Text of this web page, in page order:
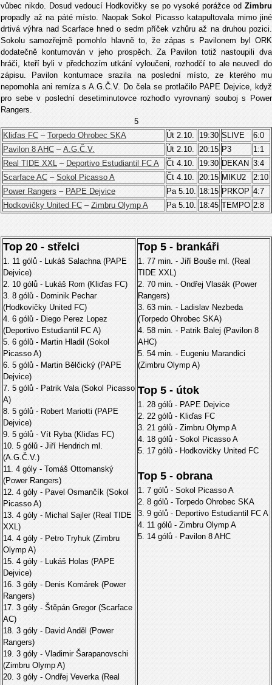
vůbec nikdo. Dosud vedoucí Hodkovičky se po vysoké porážce od Zimbru
propadly až na páté místo. Naopak Sokol Picasso katapultovala mimo jiné
drtivá výhra nad Scarface hned o sedm příček vzhůru až na druhou pozici.
Sokolu samozřejmě pomohlo hlavně to, že zápas s Pavilonem byl ORK
dodatečně kontumován v jeho prospěch. Za Pavilon totiž nastoupili dva
hráči, kteří byli v předchozím utkání vyloučeni, rozhodčí to ale neuvedl do
zápisu. Pavilon kontumace srazila na poslední místo, ze kterého mu
nepomohla ani remíza s A.G.Č.V. Do čela se protlačilo PAPE Dejvice, když
pro sebe v poslední desetiminutovce rozhodlo vyrovnaný souboj s Power
Rangers.
5
Kliďas FC – Torpedo Ohrobec SKA Út 2.10. 19:30 SLIVE
6:0
Pavilon 8 AHC – A.G.Č.V. Út 2.10. 20:15 P3
1:1
Real TIDE XXL – Deportivo Estudiantil FC A Čt 4.10. 19:30 DEKAN 3:4
Scarface AC – Sokol Picasso A Čt 4.10. 20:15 MIKU2
2:10
Power Rangers – PAPE Dejvice Pa 5.10. 18:15 PRKOP 4:7
Hodkovičky United FC – Zimbru Olymp A Pa 5.10. 18:45 TEMPO 2:8
Top 20 - střelci
1. 11 gólů - Lukáš Salachna (PAPE
Dejvice)
2. 10 gólů - Lukáš Rom (Kliďas FC)
3. 8 gólů - Dominik Pechar
(Hodkovičky United FC)
4. 6 gólů - Diego Perez Lopez
(Deportivo Estudiantil FC A)
5. 6 gólů - Martin Hladil (Sokol
Picasso A)
6. 5 gólů - Martin Bělčický (PAPE
Dejvice)
7. 5 gólů - Patrik Vala (Sokol Picasso
A)
8. 5 gólů - Robert Mariotti (PAPE
Dejvice)
9. 5 gólů - Vít Ryba (Kliďas FC)
10. 5 gólů - Jiří Hendrich ml.
(A.G.Č.V.)
11. 4 góly - Tomáš Ottomanský
(Power Rangers)
12. 4 góly - Pavel Osmančík (Sokol
Picasso A)
13. 4 góly - Michal Sajler (Real TIDE
XXL)
14. 4 góly - Petro Tryhuk (Zimbru
Olymp A)
15. 4 góly - Lukáš Holas (PAPE
Dejvice)
16. 3 góly - Denis Komárek (Power
Rangers)
17. 3 góly - Štěpán Gregor (Scarface
AC)
18. 3 góly - David Anděl (Power
Rangers)
19. 3 góly - Vladimir Šarapanovschi
(Zimbru Olymp A)
20. 3 góly - Ondřej Veverka (Real
Top 5 - brankáři
1. 77 min. - Jiří Bouše ml. (Real
TIDE XXL)
2. 70 min. - Ondřej Vlasák (Power
Rangers)
3. 63 min. - Ladislav Nezbeda
(Torpedo Ohrobec SKA)
4. 58 min. - Patrik Balej (Pavilon 8
AHC)
5. 54 min. - Eugeniu Marandici
(Zimbru Olymp A)
Top 5 - útok
1. 28 gólů - PAPE Dejvice
2. 22 gólů - Kliďas FC
3. 21 gólů - Zimbru Olymp A
4. 18 gólů - Sokol Picasso A
5. 17 gólů - Hodkovičky United FC
Top 5 - obrana
1. 7 gólů - Sokol Picasso A
2. 8 gólů - Torpedo Ohrobec SKA
3. 9 gólů - Deportivo Estudiantil FC A
4. 11 gólů - Zimbru Olymp A
5. 14 gólů - Pavilon 8 AHC